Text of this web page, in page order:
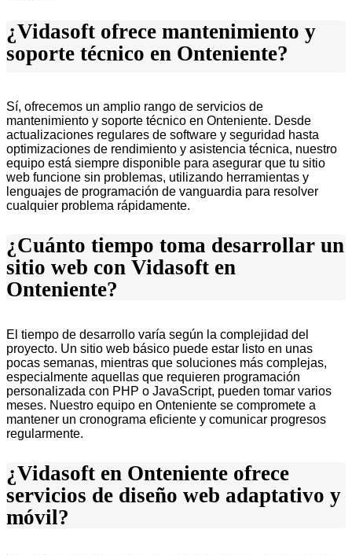
¿Vidasoft ofrece mantenimiento y
soporte técnico en Onteniente?
Sí, ofrecemos un amplio rango de servicios de
mantenimiento y soporte técnico en Onteniente. Desde
actualizaciones regulares de software y seguridad hasta
optimizaciones de rendimiento y asistencia técnica, nuestro
equipo está siempre disponible para asegurar que tu sitio
web funcione sin problemas, utilizando herramientas y
lenguajes de programación de vanguardia para resolver
cualquier problema rápidamente.
¿Cuánto tiempo toma desarrollar un
sitio web con Vidasoft en
Onteniente?
El tiempo de desarrollo varía según la complejidad del
proyecto. Un sitio web básico puede estar listo en unas
pocas semanas, mientras que soluciones más complejas,
especialmente aquellas que requieren programación
personalizada con PHP o JavaScript, pueden tomar varios
meses. Nuestro equipo en Onteniente se compromete a
mantener un cronograma eficiente y comunicar progresos
regularmente.
¿Vidasoft en Onteniente ofrece
servicios de diseño web adaptativo y
móvil?